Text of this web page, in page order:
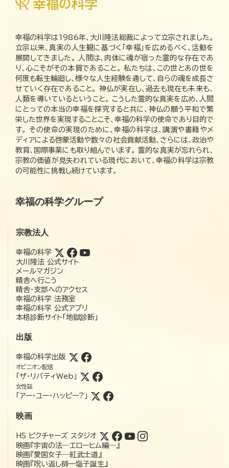
幸福の科学は1986年、大川隆法総裁によって立宗されました。
立宗以来、真実の人生観に基づく「幸福」を広めるべく、活動を
展開してきました。 人間は、肉体に魂が宿った霊的な存在であ
り、心こそがその本質であること。 私たちは、この世とあの世を
何度も転生輪廻し、様々な人生経験を通して、自らの魂を成長さ
せていく存在であること。 神仏が実在し、過去も現在も未来も、
人類を導いているということ。 こうした霊的な真実を広め、人間
にとっての本当の幸福を探究すると共に、神仏の願う平和で繁
栄した世界を実現することこそ、幸福の科学の使命であり目的で
す。 その使命の実現のために、幸福の科学は、講演や書籍やメ
ディアによる啓蒙活動や数々の社会貢献活動、さらには、政治や
教育、国際事業にも取り組んでいます。 霊的な真実が忘れられ、
宗教の価値が見失われている現代において、幸福の科学は宗教
の可能性に挑戦し続けています。
幸福の科学グループ
宗教法人
幸福の科学
大川隆法 公式サイト
メールマガジン
精舎へ行こう
精舎・支部へのアクセス
幸福の科学 法務室
幸福の科学 公式アプリ
本格診断サイト「地獄診断」
出版
幸福の科学出版
オピニオン配信
「ザ・リバティWeb」
女性誌
「アー・ユー・ハッピー?」
映画
HS ピクチャーズ スタジオ
映画『宇宙の法―エローヒム編―』
映画『愛国女子―紅武士道』
映画『呪い返し師—塩子誕生』